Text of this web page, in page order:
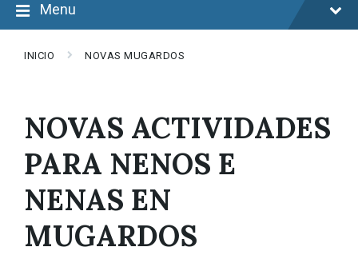
Menu
INICIO NOVAS MUGARDOS
NOVAS ACTIVIDADES
PARA NENOS E
NENAS EN
MUGARDOS